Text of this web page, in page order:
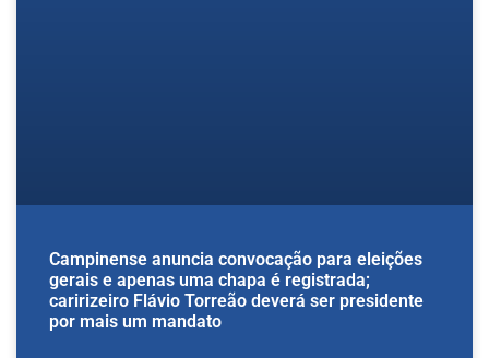
Campinense anuncia convocação para eleições
gerais e apenas uma chapa é registrada;
caririzeiro Flávio Torreão deverá ser presidente
por mais um mandato